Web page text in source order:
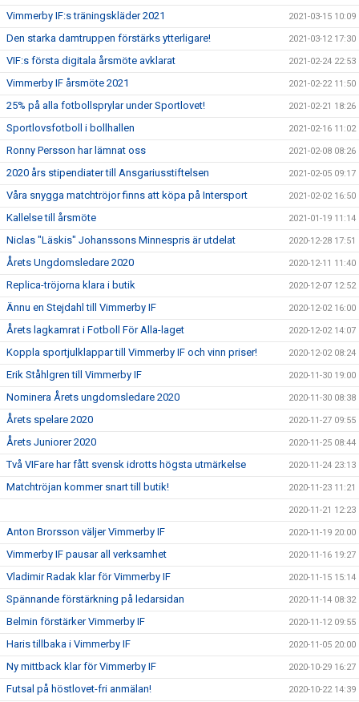
Vimmerby IF:s träningskläder 2021 2021-03-15 10:09
Den starka damtruppen förstärks ytterligare! 2021-03-12 17:30
VIF:s första digitala årsmöte avklarat 2021-02-24 22:53
Vimmerby IF årsmöte 2021 2021-02-22 11:50
25% på alla fotbollsprylar under Sportlovet! 2021-02-21 18:26
Sportlovsfotboll i bollhallen 2021-02-16 11:02
Ronny Persson har lämnat oss 2021-02-08 08:26
2020 års stipendiater till Ansgariusstiftelsen 2021-02-05 09:17
Våra snygga matchtröjor finns att köpa på Intersport 2021-02-02 16:50
Kallelse till årsmöte 2021-01-19 11:14
Niclas "Läskis" Johanssons Minnespris är utdelat 2020-12-28 17:51
Årets Ungdomsledare 2020 2020-12-11 11:40
Replica-tröjorna klara i butik 2020-12-07 12:52
Ännu en Stejdahl till Vimmerby IF 2020-12-02 16:00
Årets lagkamrat i Fotboll För Alla-laget 2020-12-02 14:07
Koppla sportjulklappar till Vimmerby IF och vinn priser! 2020-12-02 08:24
Erik Ståhlgren till Vimmerby IF 2020-11-30 19:00
Nominera Årets ungdomsledare 2020 2020-11-30 08:38
Årets spelare 2020 2020-11-27 09:55
Årets Juniorer 2020 2020-11-25 08:44
Två VIFare har fått svensk idrotts högsta utmärkelse 2020-11-24 23:13
Matchtröjan kommer snart till butik! 2020-11-23 11:21
2020-11-21 12:23
Anton Brorsson väljer Vimmerby IF 2020-11-19 20:00
Vimmerby IF pausar all verksamhet 2020-11-16 19:27
Vladimir Radak klar för Vimmerby IF 2020-11-15 15:14
Spännande förstärkning på ledarsidan 2020-11-14 08:32
Belmin förstärker Vimmerby IF 2020-11-12 09:55
Haris tillbaka i Vimmerby IF 2020-11-05 20:00
Ny mittback klar för Vimmerby IF 2020-10-29 16:27
Futsal på höstlovet-fri anmälan! 2020-10-22 14:39